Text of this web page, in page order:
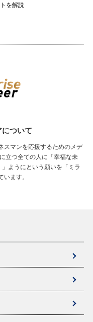
を解説
について
スマンを応援するためのメデ
立つ全ての人に「幸福な未
ようにという願いを「ミラ
ます。